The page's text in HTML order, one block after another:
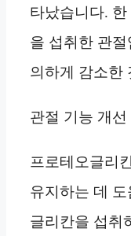
타났습니다.
을 섭취한 관
의하게 감소한
관절 기능 개선
프로테오글리
유지하는 데
글리칸을 섭취